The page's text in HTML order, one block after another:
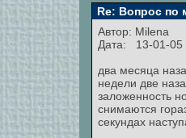
Re: Вопрос по
Автор: Milena
Дата: 13-01-05
два месяца
недели две
заложенность
снимаются
секундах